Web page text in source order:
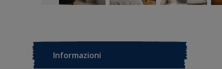
Informazioni